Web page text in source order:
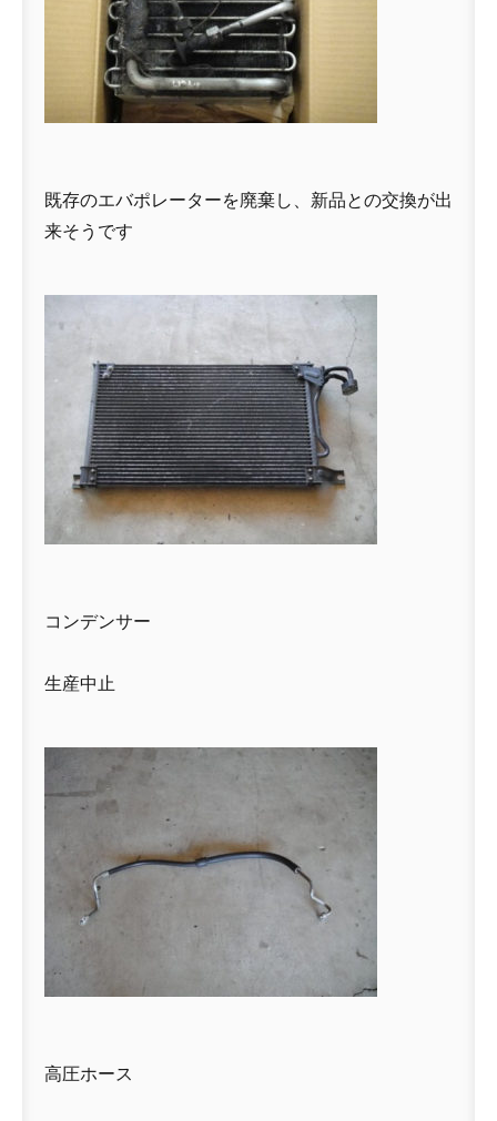
既存のエバポレーターを廃棄し、新品との交換が出
来そうです
コンデンサー
生産中止
高圧ホース